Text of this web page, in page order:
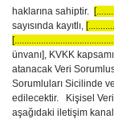
haklarına sahiptir.
sayısında kayıtlı,
ünvanı], KVKK
atanacak Veri
Sorumluları Sicilinde
edilecektir. Kişisel Veri
aşağıdaki iletişim